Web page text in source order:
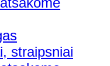
straipsniai